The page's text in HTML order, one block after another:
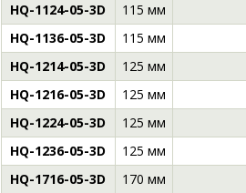
HQ-1124-05-3D
115 мм
HQ-1136-05-3D
115 мм
HQ-1214-05-3D
125 мм
HQ-1216-05-3D
125 мм
HQ-1224-05-3D
125 мм
HQ-1236-05-3D
125 мм
HQ-1716-05-3D
170 мм